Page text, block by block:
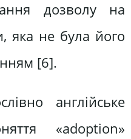
дозволу на
яка не була його
[6].
англійське
«adoption»